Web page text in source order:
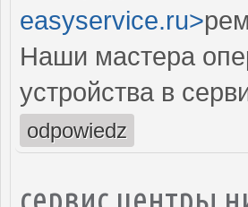
easyservice.ru>
Наши мастера
устройства в
odpowiedz
сервис центры